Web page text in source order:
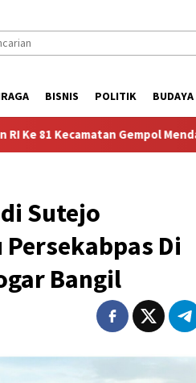
BISNIS POLITIK BUDAYA
Mendapat Kunjungan Sosok
Sutejo
Di
Bangil